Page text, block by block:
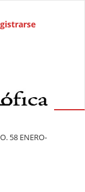
58 ENERO-